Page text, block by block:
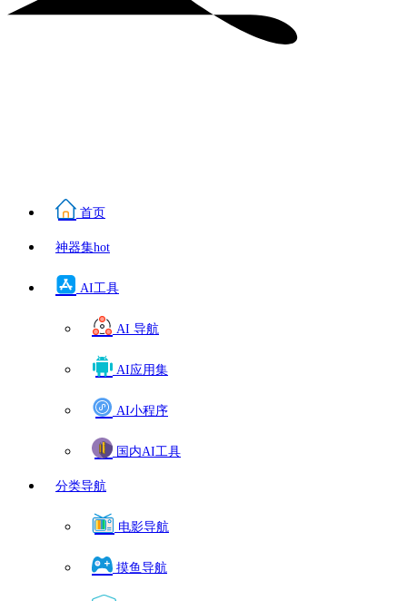
首页
神器集hot
AI工具
AI 导航
AI应用集
AI小程序
国内AI工具
分类导航
电影导航
摸鱼导航